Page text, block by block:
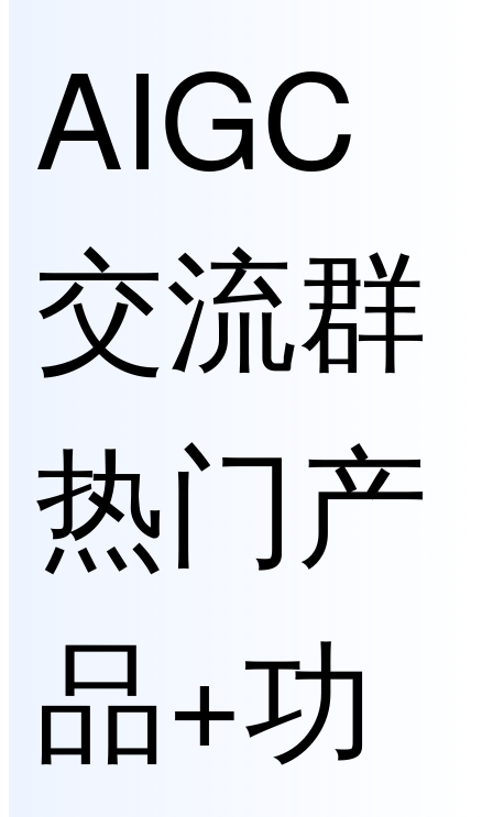
AIGC
交流群
热门产
品+功